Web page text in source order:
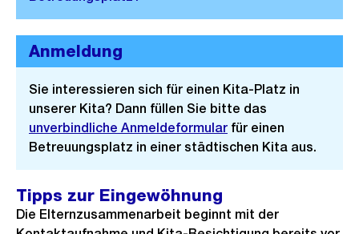
Anmeldung
Sie interessieren sich für einen Kita-Platz in
unserer Kita? Dann füllen Sie bitte das
unverbindliche Anmeldeformular für einen
Betreuungsplatz in einer städtischen Kita aus.
Tipps zur Eingewöhnung
Die Elternzusammenarbeit beginnt mit der